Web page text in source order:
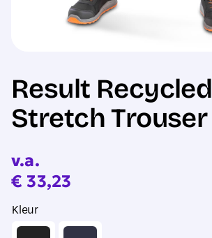
Result Recycled
Stretch Trouser
v.a.
€ 33,23
Kleur